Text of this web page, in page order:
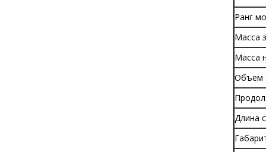
Ранг
Масса
Масса
Объем
Длина